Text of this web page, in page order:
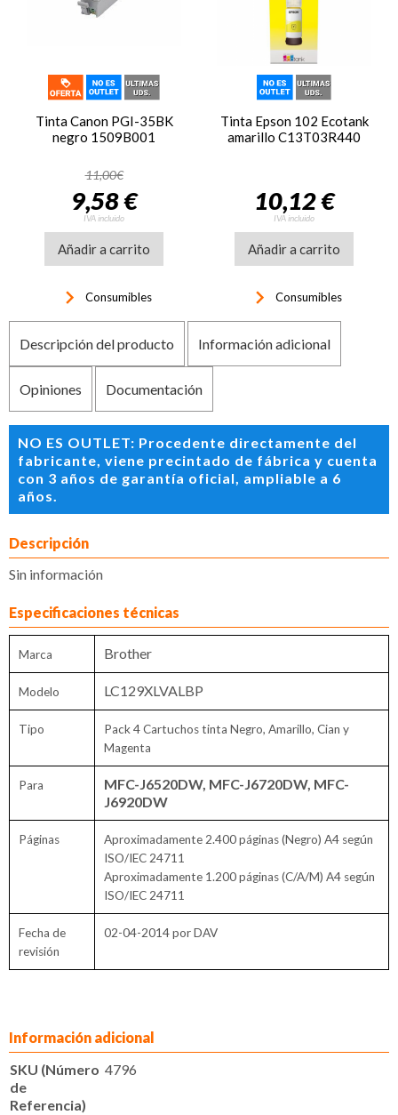
Tinta Canon PGI-35BK
negro 1509B001
11,00€
9,58 €
IVA incluido
Añadir a carrito
keyboard_arrow_right Consumibles
Tinta Epson 102 Ecotank
amarillo C13T03R440
10,12 €
IVA incluido
Añadir a carrito
keyboard_arrow_right Consumibles
Descripción del producto Información adicional
Opiniones Documentación
NO ES OUTLET: Procedente directamente del
fabricante, viene precintado de fábrica y cuenta
con 3 años de garantía oficial, ampliable a 6
años.
Descripción
Sin información
Especificaciones técnicas
Marca Brother
Modelo LC129XLVALBP
Tipo
Pack 4 Cartuchos tinta Negro, Amarillo, Cian y
Magenta
Para
MFC-J6520DW, MFC-J6720DW, MFC-
J6920DW
Páginas
Aproximadamente 2.400 páginas (Negro) A4 según
ISO/IEC 24711
Aproximadamente 1.200 páginas (C/A/M) A4 según
ISO/IEC 24711
Fecha de
revisión
02-04-2014 por DAV
Información adicional
SKU (Número
de
Referencia)
4796